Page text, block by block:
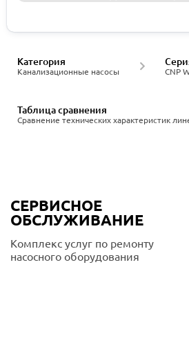
Канализационные насосы
Категория
CNP
Сравнение технических характеристик
Таблица сравнения
СЕРВИСНОЕ
ОБСЛУЖИВАНИЕ
Комплекс услуг по ремонту
насосного оборудования